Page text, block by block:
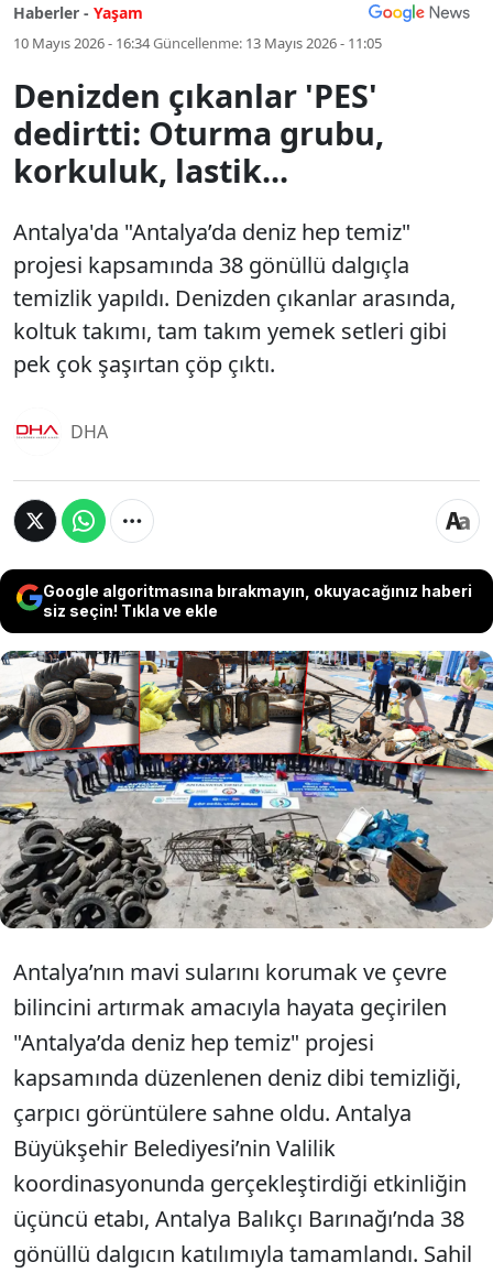
Haberler - Yaşam
10 Mayıs 2026 - 16:34Güncellenme: 13 Mayıs 2026 - 11:05
Denizden çıkanlar 'PES'
dedirtti: Oturma grubu,
korkuluk, lastik...
Antalya'da "Antalya’da deniz hep temiz"
projesi kapsamında 38 gönüllü dalgıçla
temizlik yapıldı. Denizden çıkanlar arasında,
koltuk takımı, tam takım yemek setleri gibi
pek çok şaşırtan çöp çıktı.
DHA
Google algoritmasına bırakmayın, okuyacağınız haberi
siz seçin! Tıkla ve ekle
Antalya'da "Antalya’da deniz hep temiz"
projesi kapsamında 38 gönüllü dalgıçla
temizlik yapıldı. Denizden çıkanlar arasında,
koltuk takımı, tam takım yemek setleri gibi
pek çok şaşırtan çöp çıktı.
Antalya’nın mavi sularını korumak ve çevre
bilincini artırmak amacıyla hayata geçirilen
"Antalya’da deniz hep temiz" projesi
kapsamında düzenlenen deniz dibi temizliği,
çarpıcı görüntülere sahne oldu. Antalya
Büyükşehir Belediyesi’nin Valilik
koordinasyonunda gerçekleştirdiği etkinliğin
üçüncü etabı, Antalya Balıkçı Barınağı’nda 38
gönüllü dalgıcın katılımıyla tamamlandı. Sahil